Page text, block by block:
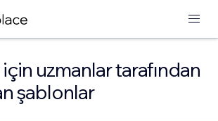
uzmanlar tarafından
şablonlar